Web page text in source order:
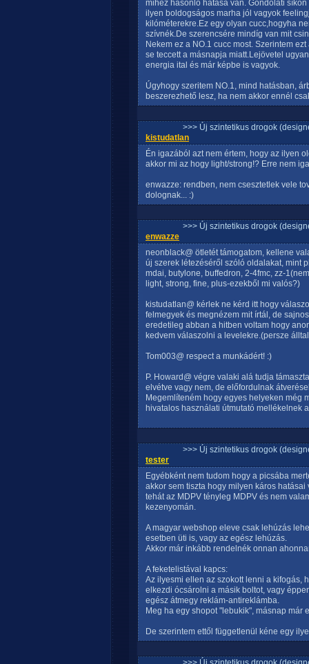
mihez hasonló hatása van. Gondolati
ilyen boldogságos marha jól vagyok
kilóméterekre.Ez egy olyan cucc,hogyha
szívnék.De szerencsére mindíg van mit
Nekem ez a NO.1 cucc most. Szerintem
se teccett a másnapja miatt.Lejövetel
energia ital és már képbe is vagyok.
Úgyhogy szeritem NO.1, mind hatásban,
beszerezhető lesz, ha nem akkor ennél
>>> Új szintetikus drogok
kistudatlan
Én igazából azt nem értem, hogy az ilyen
akkor mi az hogy light/strong!? Erre nem
enwazze: rendben, nem csesztetlek vele
dolognak... :)
>>> Új szintetikus drogok
enwazze
neonblack@ ötletét támogatom, kellene
új szerek létezéséről szóló oldalakat, mint
mdai, butylone, buffedron, 2-4fmc, zz-
light, strong, fine, plus-ezekből mi valós?)
kistudatlan@ kérlek ne kérd itt hogy
felmegyek és megnézem mit írtál, de
eredetileg abban a hitben voltam hogy
kedvem válaszolni a levelekre.(persze
Tom003@ respect a munkádért! :)
P. Howard@ végre valaki alá tudja
elvétve vagy nem, de előfordulnak
Megemlíteném hogy egyes helyeken még
hivatalos használati útmutató mellékelnek
>>> Új szintetikus drogok
tester
Egyébként nem tudom hogy a picsába
akkor sem tiszta hogy milyen káros
tehát az MDPV tényleg MDPV és nem
kezenyomán.
A magyar webshop eleve csak lehúzás
esetben üti is, vagy az egész lehúzás.
Akkor már inkább rendelnék onnan
A feketelistával kapcs:
Az ilyesmi ellen az szokott lenni a kifogás,
elkezdi ócsárolni a másik boltot, vagy
egész átmegy reklám-antireklámba.
Meg ha egy shopot "lebukik", másnap már
De szerintem ettől függetlenül kéne egy